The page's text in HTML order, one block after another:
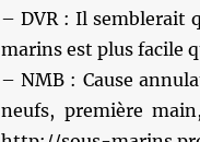
– DVR : Il semblerait
marins est plus facile
– NMB : Cause
neufs, première